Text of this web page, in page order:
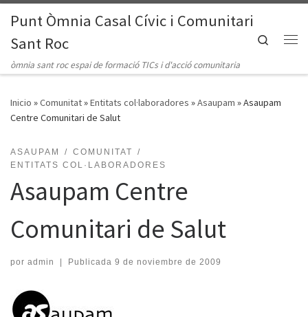
Saltar al contenido
Punt Òmnia Casal Cívic i Comunitari
Sant Roc
òmnia sant roc espai de formació TICs i d'acció comunitaria
Search
Inicio »Comunitat»Entitats col·laboradores »Asaupam »Asaupam
Centre Comunitari de Salut
ASAUPAM
COMUNITAT
ENTITATS COL·LABORADORES
Asaupam Centre
Comunitari de Salut
por admin | Publicada 9 de noviembre de 2009